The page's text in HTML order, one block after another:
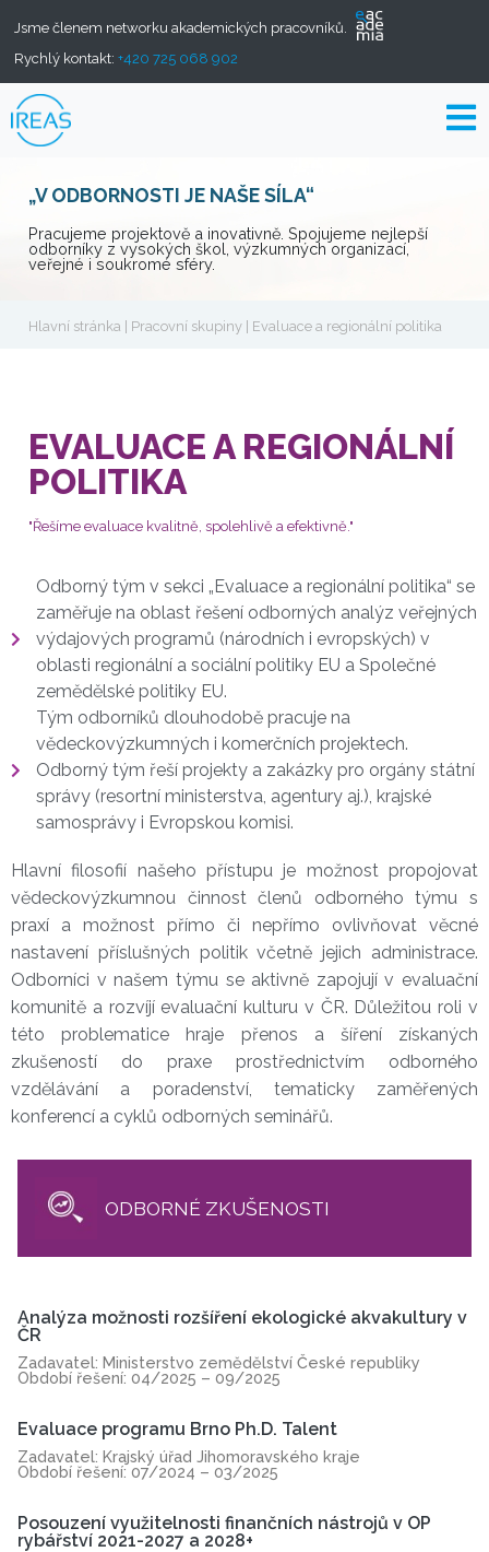
Jsme členem networku akademických pracovníků.
Rychlý kontakt: +420 725 068 902
„V ODBORNOSTI JE NAŠE SÍLA“
Pracujeme projektově a inovativně. Spojujeme nejlepší
odborníky z vysokých škol, výzkumných organizací,
veřejné i soukromé sféry.
Hlavní stránka Pracovní skupiny | Evaluace a regionální politika
EVALUACE A REGIONÁLNÍ
POLITIKA
"Řešíme evaluace kvalitně, spolehlivě a efektivně."
Odborný tým v sekci „Evaluace a regionální politika“ se
zaměřuje na oblast řešení odborných analýz veřejných
výdajových programů (národních i evropských) v
oblasti regionální a sociální politiky EU a Společné
zemědělské politiky EU.
Tým odborníků dlouhodobě pracuje na
vědeckovýzkumných i komerčních projektech.
Odborný tým řeší projekty a zakázky pro orgány státní
správy (resortní ministerstva, agentury aj.), krajské
samosprávy i Evropskou komisi.
Hlavní filosofií našeho přístupu je možnost propojovat
vědeckovýzkumnou činnost členů odborného týmu s
praxí a možnost přímo či nepřímo ovlivňovat věcné
nastavení příslušných politik včetně jejich administrace.
Odborníci v našem týmu se aktivně zapojují v evaluační
komunitě a rozvíjí evaluační kulturu v ČR. Důležitou roli v
této problematice hraje přenos a šíření získaných
zkušeností do praxe prostřednictvím odborného
vzdělávání a poradenství, tematicky zaměřených
konferencí a cyklů odborných seminářů.
ODBORNÉ ZKUŠENOSTI
Analýza možnosti rozšíření ekologické akvakultury v
ČR
Zadavatel: Ministerstvo zemědělství České republiky
Období řešení: 04/2025 – 09/2025
Evaluace programu Brno Ph.D. Talent
Zadavatel: Krajský úřad Jihomoravského kraje
Období řešení: 07/2024 – 03/2025
Posouzení využitelnosti finančních nástrojů v OP
rybářství 2021-2027 a 2028+